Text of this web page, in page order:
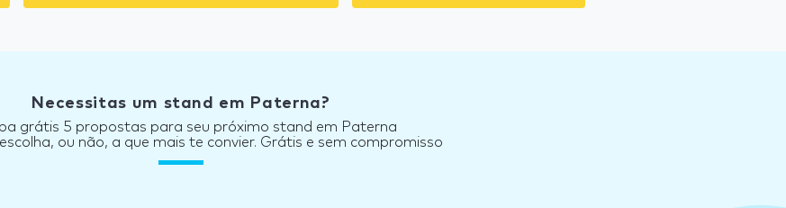
Necessitas um stand em Paterna?
grátis 5 propostas para seu próximo stand em Paterna
ou não, a que mais te convier. Grátis e sem compromisso